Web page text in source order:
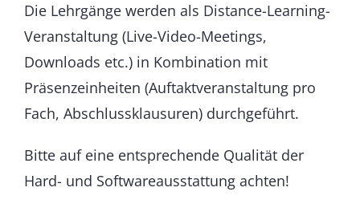
Die Lehrgänge werden als Distance-Learning-
Veranstaltung (Live-Video-Meetings,
Downloads etc.) in Kombination mit
Präsenzeinheiten (Auftaktveranstaltung pro
Fach, Abschlussklausuren) durchgeführt.
Bitte auf eine entsprechende Qualität der
Hard- und Softwareausstattung achten!